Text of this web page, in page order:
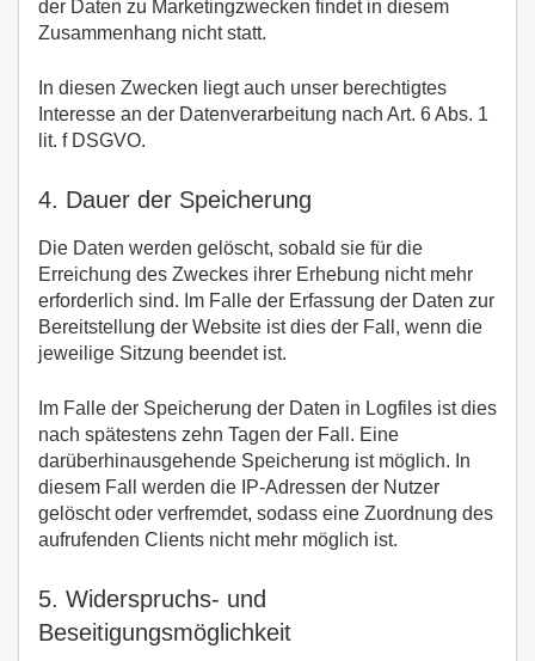
der Daten zu Marketingzwecken findet in diesem
Zusammenhang nicht statt.
In diesen Zwecken liegt auch unser berechtigtes
Interesse an der Datenverarbeitung nach Art. 6 Abs. 1
lit. f DSGVO.
4. Dauer der Speicherung
Die Daten werden gelöscht, sobald sie für die
Erreichung des Zweckes ihrer Erhebung nicht mehr
erforderlich sind. Im Falle der Erfassung der Daten zur
Bereitstellung der Website ist dies der Fall, wenn die
jeweilige Sitzung beendet ist.
Im Falle der Speicherung der Daten in Logfiles ist dies
nach spätestens zehn Tagen der Fall. Eine
darüberhinausgehende Speicherung ist möglich. In
diesem Fall werden die IP-Adressen der Nutzer
gelöscht oder verfremdet, sodass eine Zuordnung des
aufrufenden Clients nicht mehr möglich ist.
5. Widerspruchs- und
Beseitigungsmöglichkeit